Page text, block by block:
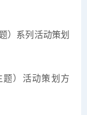
）系列活动策划
）活动策划方